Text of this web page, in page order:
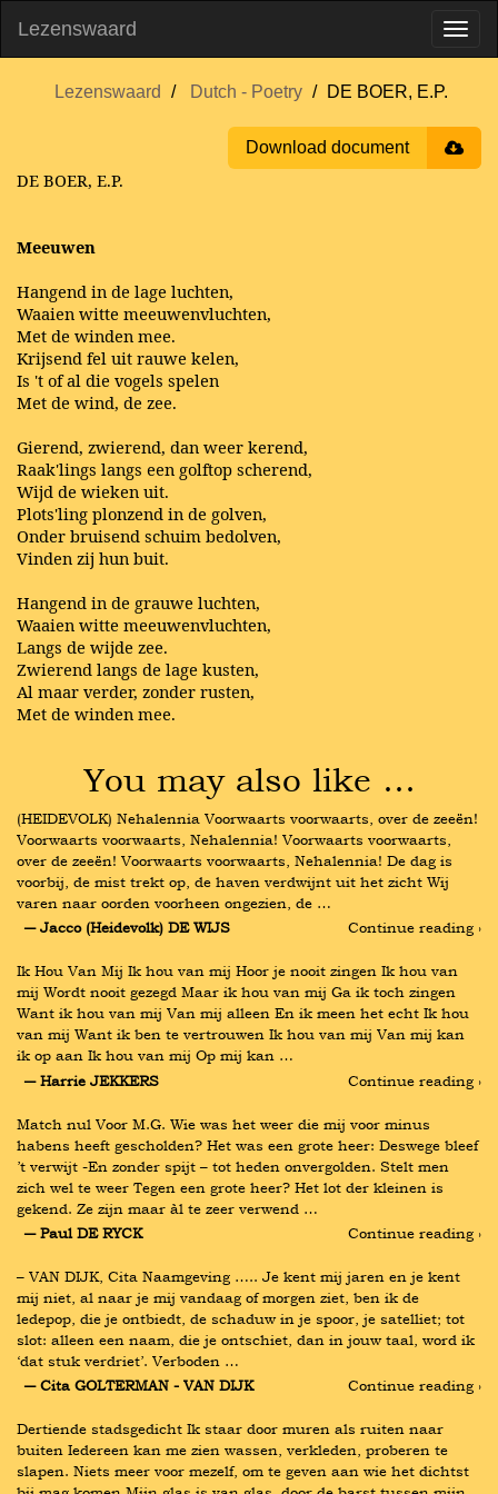
Lezenswaard
Lezenswaard Dutch - Poetry DE BOER, E.P.
Download document
DE BOER, E.P.
Meeuwen
Hangend in de lage luchten,
Waaien witte meeuwenvluchten,
Met de winden mee.
Krijsend fel uit rauwe kelen,
Is 't of al die vogels spelen
Met de wind, de zee.
Gierend, zwierend, dan weer kerend,
Raak'lings langs een golftop scherend,
Wijd de wieken uit.
Plots'ling plonzend in de golven,
Onder bruisend schuim bedolven,
Vinden zij hun buit.
Hangend in de grauwe luchten,
Waaien witte meeuwenvluchten,
Langs de wijde zee.
Zwierend langs de lage kusten,
Al maar verder, zonder rusten,
Met de winden mee.
You may also like …
(HEIDEVOLK) Nehalennia Voorwaarts voorwaarts, over de zeeën!
Voorwaarts voorwaarts, Nehalennia! Voorwaarts voorwaarts,
over de zeeën! Voorwaarts voorwaarts, Nehalennia! De dag is
voorbij, de mist trekt op, de haven verdwijnt uit het zicht Wij
varen naar oorden voorheen ongezien, de …
― Jacco (Heidevolk) DE WIJS
Continue reading ›
Ik Hou Van Mij Ik hou van mij Hoor je nooit zingen Ik hou van
mij Wordt nooit gezegd Maar ik hou van mij Ga ik toch zingen
Want ik hou van mij Van mij alleen En ik meen het echt Ik hou
van mij Want ik ben te vertrouwen Ik hou van mij Van mij kan
ik op aan Ik hou van mij Op mij kan …
― Harrie JEKKERS
Continue reading ›
Match nul Voor M.G. Wie was het weer die mij voor minus
habens heeft gescholden? Het was een grote heer: Deswege bleef
’t verwijt -En zonder spijt – tot heden onvergolden. Stelt men
zich wel te weer Tegen een grote heer? Het lot der kleinen is
gekend. Ze zijn maar àl te zeer verwend …
― Paul DE RYCK
Continue reading ›
– VAN DIJK, Cita Naamgeving ….. Je kent mij jaren en je kent
mij niet, al naar je mij vandaag of morgen ziet, ben ik de
ledepop, die je ontbiedt, de schaduw in je spoor, je satelliet; tot
slot: alleen een naam, die je ontschiet, dan in jouw taal, word ik
‘dat stuk verdriet’. Verboden …
― Cita GOLTERMAN - VAN DIJK
Continue reading ›
Dertiende stadsgedicht Ik staar door muren als ruiten naar
buiten Iedereen kan me zien wassen, verkleden, proberen te
slapen. Niets meer voor mezelf, om te geven aan wie het dichtst